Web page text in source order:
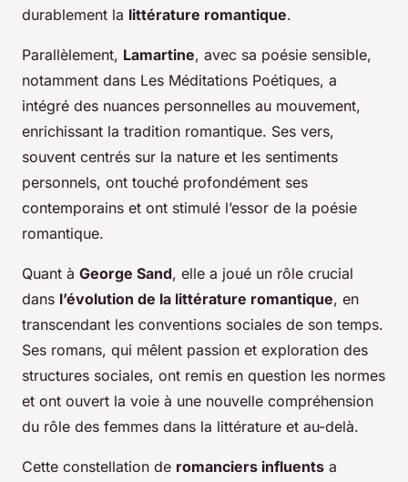
durablement la littérature romantique.
Parallèlement, Lamartine, avec sa poésie sensible,
notamment dans Les Méditations Poétiques, a
intégré des nuances personnelles au mouvement,
enrichissant la tradition romantique. Ses vers,
souvent centrés sur la nature et les sentiments
personnels, ont touché profondément ses
contemporains et ont stimulé l’essor de la poésie
romantique.
Quant à George Sand, elle a joué un rôle crucial
dans l’évolution de la littérature romantique, en
transcendant les conventions sociales de son temps.
Ses romans, qui mêlent passion et exploration des
structures sociales, ont remis en question les normes
et ont ouvert la voie à une nouvelle compréhension
du rôle des femmes dans la littérature et au-delà.
Cette constellation de romanciers influents a